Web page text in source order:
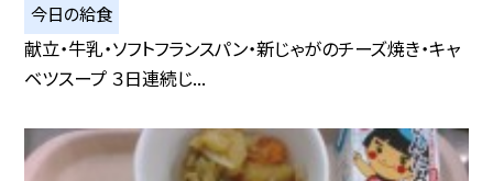
今日の給食
献立・牛乳・ソフトフランスパン・新じゃがのチーズ焼き・キャ
ベツスープ ３日連続じ...